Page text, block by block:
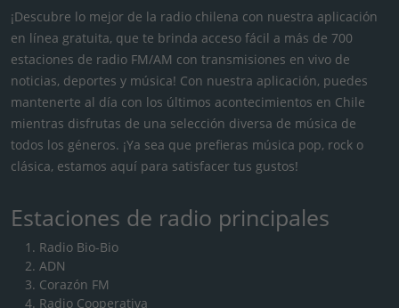
¡Descubre lo mejor de la radio chilena con nuestra aplicación
en línea gratuita, que te brinda acceso fácil a más de 700
estaciones de radio FM/AM con transmisiones en vivo de
noticias, deportes y música! Con nuestra aplicación, puedes
mantenerte al día con los últimos acontecimientos en Chile
mientras disfrutas de una selección diversa de música de
todos los géneros. ¡Ya sea que prefieras música pop, rock o
clásica, estamos aquí para satisfacer tus gustos!
Estaciones de radio principales
Radio Bio-Bio
ADN
Corazón FM
Radio Cooperativa